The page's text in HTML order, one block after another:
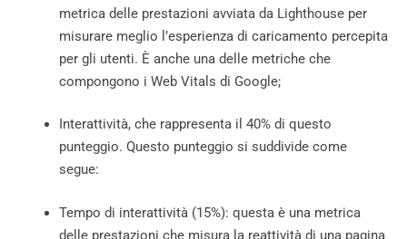
metrica delle prestazioni avviata da Lighthouse per
misurare meglio l’esperienza di caricamento percepita
per gli utenti. È anche una delle metriche che
compongono i Web Vitals di Google;
Interattività, che rappresenta il 40% di questo
punteggio. Questo punteggio si suddivide come
segue:
Tempo di interattività (15%): questa è una metrica
delle prestazioni che misura la reattività di una pagina